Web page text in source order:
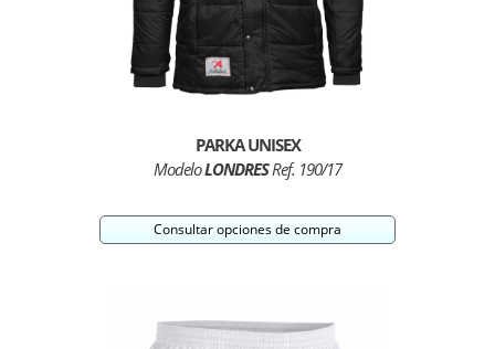
PARKA UNISEX
ModeloLONDRESRef. 190/17
Consultar opciones de compra